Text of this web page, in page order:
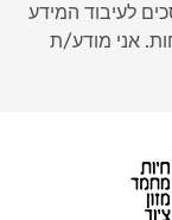
לעיבוד המידע
אני מודע/ת